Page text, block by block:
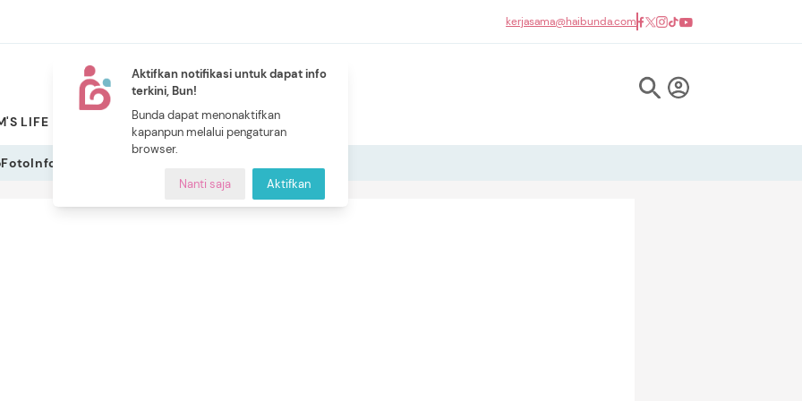
Aktifkan notifikasi untuk dapat info
terkini, Bun!
Bunda dapat menonaktifkan
kapanpun melalui pengaturan
browser.
Nanti saja Aktifkan
kerjasama@haibunda.com
LIFE PILIHAN BUNDA
NEW
CERITA BUNDA
FotoInfografis